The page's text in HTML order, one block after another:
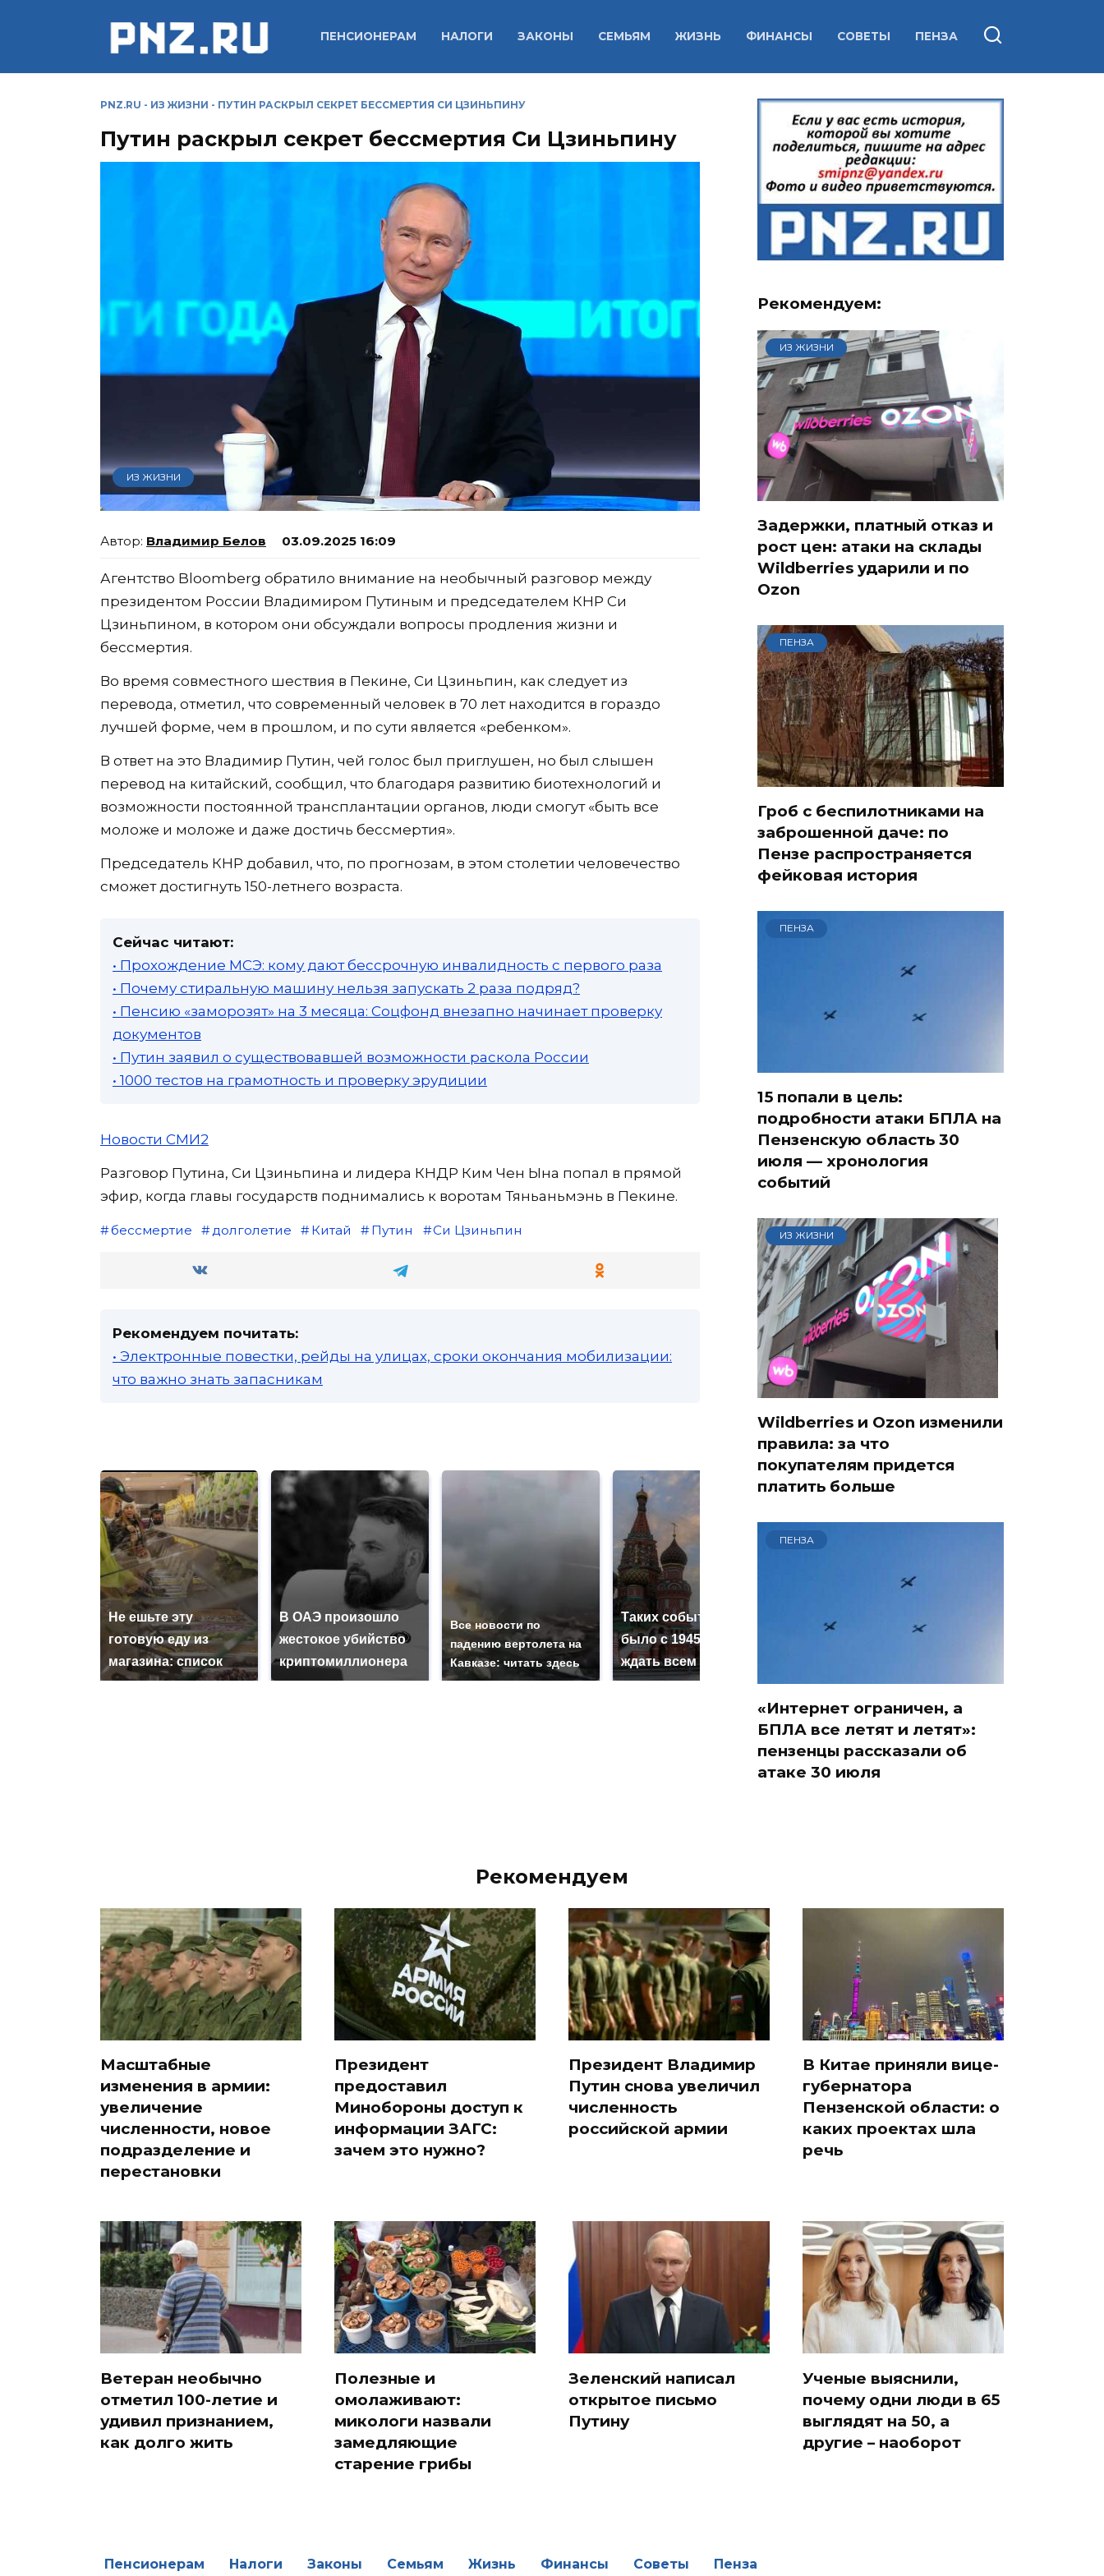
ПЕНСИОНЕРАМ НАЛОГИ ЗАКОНЫ СЕМЬЯМ ЖИЗНЬ ФИНАНСЫ СОВЕТЫ ПЕНЗА
PNZ.RU - ИЗ ЖИЗНИ - ПУТИН РАСКРЫЛ СЕКРЕТ БЕССМЕРТИЯ СИ ЦЗИНЬПИНУ
Путин раскрыл секрет бессмертия Си Цзиньпину
ИЗ ЖИЗНИ
Владимир Белов 03.09.2025 16:09
Агентство Bloomberg обратило внимание на необычный разговор между
президентом России Владимиром Путиным и председателем КНР Си
Цзиньпином, в котором они обсуждали вопросы продления жизни и
бессмертия.
Во время совместного шествия в Пекине, Си Цзиньпин, как следует из
перевода, отметил, что современный человек в 70 лет находится в гораздо
лучшей форме, чем в прошлом, и по сути является «ребенком».
В ответ на это Владимир Путин, чей голос был приглушен, но был слышен
перевод на китайский, сообщил, что благодаря развитию биотехнологий и
возможности постоянной трансплантации органов, люди смогут «быть все
моложе и моложе и даже достичь бессмертия».
Председатель КНР добавил, что, по прогнозам, в этом столетии человечество
сможет достигнуть 150-летнего возраста.
Сейчас читают:
• Прохождение МСЭ: кому дают бессрочную инвалидность с первого раза
• Почему стиральную машину нельзя запускать 2 раза подряд?
• Пенсию «заморозят» на 3 месяца: Соцфонд внезапно начинает проверку
документов
• Путин заявил о существовавшей возможности раскола России
• 1000 тестов на грамотность и проверку эрудиции
Новости СМИ2
Разговор Путина, Си Цзиньпина и лидера КНДР Ким Чен Ына попал в прямой
эфир, когда главы государств поднимались к воротам Тяньаньмэнь в Пекине.
бессмертие долголетие Китай Путин Си Цзиньпин
Рекомендуем почитать:
• Электронные повестки, рейды на улицах, сроки окончания мобилизации:
что важно знать запасникам
Не ешьте эту
готовую еду из
магазина: список
В ОАЭ произошло
жестокое убийство
криптомиллионера
Все новости по
падению вертолета на
Кавказе: читать здесь
Таких событий не
было с 1945: чего
ждать всем нам?
В магазинах России
Рекомендуем:
ИЗ ЖИЗНИ
Задержки, платный отказ и
рост цен: атаки на склады
Wildberries ударили и по
Ozon
ПЕНЗА
Гроб с беспилотниками на
заброшенной даче: по
Пензе распространяется
фейковая история
ПЕНЗА
15 попали в цель:
подробности атаки БПЛА на
Пензенскую область 30
июля — хронология
событий
ИЗ ЖИЗНИ
Wildberries и Ozon изменили
правила: за что
покупателям придется
платить больше
ПЕНЗА
«Интернет ограничен, а
БПЛА все летят и летят»:
пензенцы рассказали об
атаке 30 июля
Рекомендуем
Масштабные
изменения в армии:
увеличение
численности, новое
подразделение и
перестановки
Президент
предоставил
Минобороны доступ к
информации ЗАГС:
зачем это нужно?
Президент Владимир
Путин снова увеличил
численность
российской армии
В Китае приняли вице-
губернатора
Пензенской области: о
каких проектах шла
речь
Ветеран необычно
отметил 100-летие и
удивил признанием,
как долго жить
Полезные и
омолаживают:
микологи назвали
замедляющие
старение грибы
Зеленский написал
открытое письмо
Путину
Ученые выяснили,
почему одни люди в 65
выглядят на 50, а
другие – наоборот
Пенсионерам Налоги Законы Семьям Жизнь Финансы Советы Пенза